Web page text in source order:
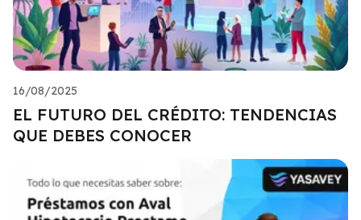
16/08/2025
EL FUTURO DEL CRÉDITO: TENDENCIAS
QUE DEBES CONOCER